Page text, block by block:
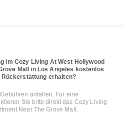
im Cozy Living At West Hollywood
Mall in Los Angeles kostenlos
erhalten?
anfallen. Für eine
Sie bitte direkt das Cozy Living
Near The Grove Mall.